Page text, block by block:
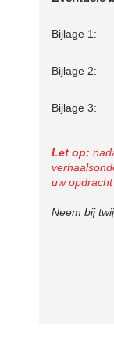
Bijlage 1:
Bijlage 2:
Bijlage 3:
Let op:
uw
Neem bij